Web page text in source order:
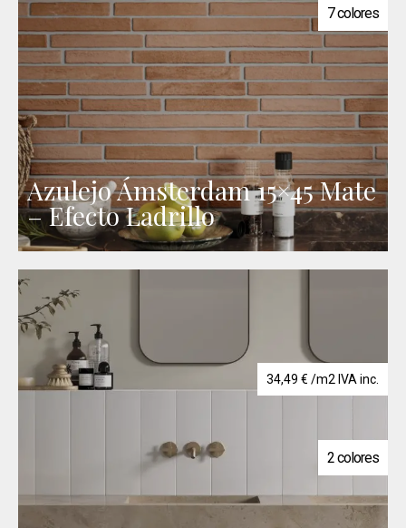
7 colores
Azulejo Ámsterdam 15×45 Mate
– Efecto Ladrillo
34,49 € /m2 IVA inc.
2 colores